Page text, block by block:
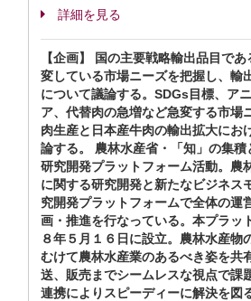
詳細を見る
【企画】 国の主要戦略輸出品目で
変している市場ニーズを把握し、輸
について議論する。SDGs目標、ア
ア、代替肉の急増など急変する市場
肉生産と日本産牛肉の輸出拡大にお
論する。 農林水産省・「知」の集積
研究開発プラットフォーム活動。農
に関する研究開発と新たなビジネス
究開発プラットフォームで全体の運
画・推進を行なっている。本プラッ
８年５月１６日に設立。農林水産物
むけて農林水産業のあるべき姿を共
送、販売までシームレスな視点で課
連携によりスピーディーに解決を図